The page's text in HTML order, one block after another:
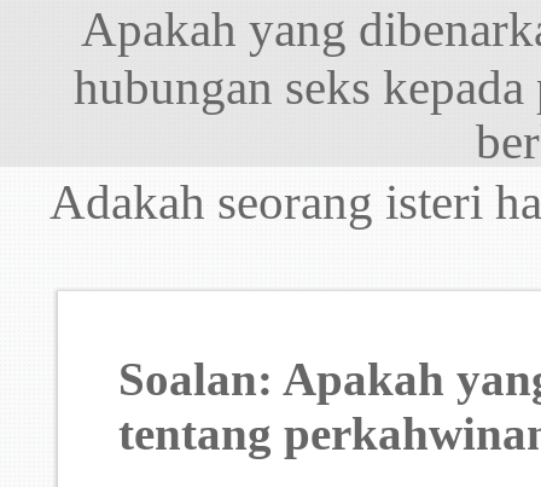
Apakah yang
hubungan seks
Adakah seorang isteri
Soalan: Apakah
tentang